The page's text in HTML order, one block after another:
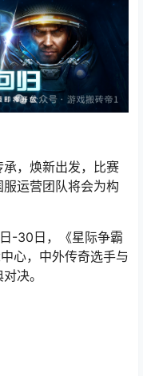
，焕新出发，比赛
运营团队将会为构
-30日，《星际争霸
心，中外传奇选手与
决。